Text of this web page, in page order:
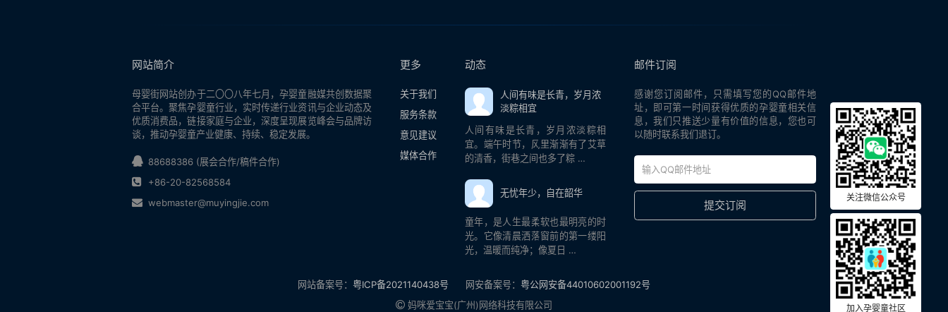
关注微信公众号
加入孕婴童社区
网站简介
母婴街网站创办于二〇〇八年七月，孕婴童融媒共创数据聚
合平台。聚焦孕婴童行业，实时传递行业资讯与企业动态及
优质消费品，链接家庭与企业，深度呈现展览峰会与品牌访
谈，推动孕婴童产业健康、持续、稳定发展。
88688386 (展会合作/稿件合作)
+86-20-82568584
webmaster@muyingjie.com
更多
关于我们
服务条款
意见建议
媒体合作
动态
人间有味是长青，岁月浓
淡粽相宜
人间有味是长青，岁月浓淡粽相
宜。端午时节，风里渐渐有了艾草
的清香，街巷之间也多了粽 …
无忧年少，自在韶华
童年，是人生最柔软也最明亮的时
光。它像清晨洒落窗前的第一缕阳
光，温暖而纯净；像夏日 …
邮件订阅
感谢您订阅邮件，只需填写您的QQ邮件地
址，即可第一时间获得优质的孕婴童相关信
息，我们只推送少量有价值的信息，您也可
以随时联系我们退订。
网站备案号： 粤ICP备2021140438号 网安备案号： 粤公网安备44010602001192号
妈咪爱宝宝(广州)网络科技有限公司